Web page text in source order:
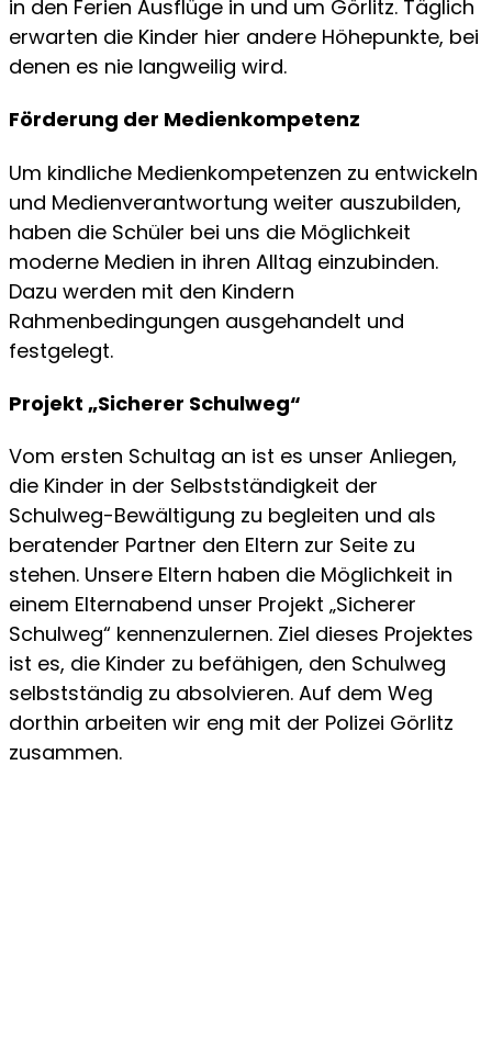
in den Ferien Ausflüge in und um Görlitz. Täglich
erwarten die Kinder hier andere Höhepunkte, bei
denen es nie langweilig wird.
Förderung der Medienkompetenz
Um kindliche Medienkompetenzen zu entwickeln
und Medienverantwortung weiter auszubilden,
haben die Schüler bei uns die Möglichkeit
moderne Medien in ihren Alltag einzubinden.
Dazu werden mit den Kindern
Rahmenbedingungen ausgehandelt und
festgelegt.
Projekt „Sicherer Schulweg“
Vom ersten Schultag an ist es unser Anliegen,
die Kinder in der Selbstständigkeit der
Schulweg-Bewältigung zu begleiten und als
beratender Partner den Eltern zur Seite zu
stehen. Unsere Eltern haben die Möglichkeit in
einem Elternabend unser Projekt „Sicherer
Schulweg“ kennenzulernen. Ziel dieses Projektes
ist es, die Kinder zu befähigen, den Schulweg
selbstständig zu absolvieren. Auf dem Weg
dorthin arbeiten wir eng mit der Polizei Görlitz
zusammen.